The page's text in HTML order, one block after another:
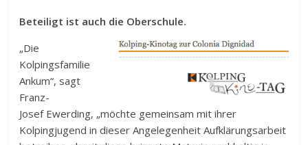
Beteiligt ist auch die Oberschule.
„Die
Kolpingsfamilie
Ankum“, sagt
Franz-
Josef Ewerding, „möchte gemeinsam mit ihrer
Kolpingjugend in dieser Angelegenheit Aufklärungsarbeit